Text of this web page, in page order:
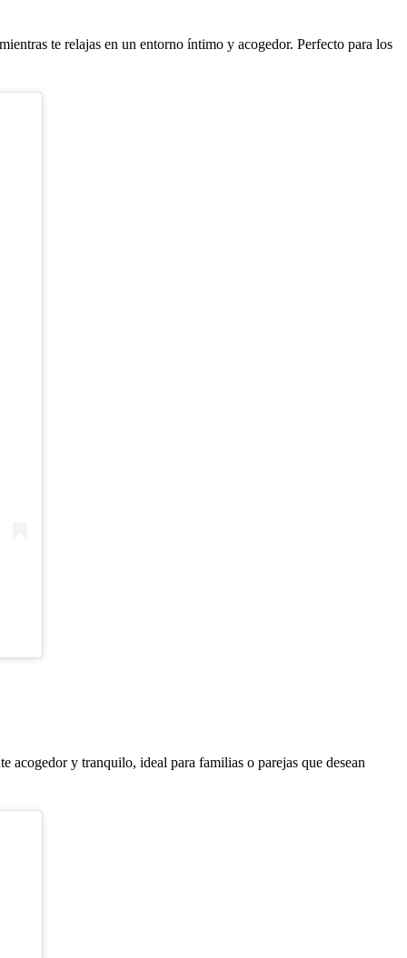
te relajas en un entorno íntimo y acogedor. Perfecto para los
acogedor y tranquilo, ideal para familias o parejas que desean